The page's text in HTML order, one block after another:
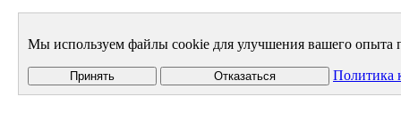
Мы используем файлы cookie для улучшения вашего опыта
Принять Отказаться Политика